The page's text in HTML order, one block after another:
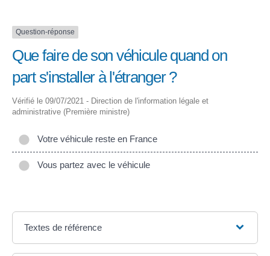
Question-réponse
Que faire de son véhicule quand on
part s'installer à l'étranger ?
Vérifié le 09/07/2021 - Direction de l'information légale et
administrative (Première ministre)
Votre véhicule reste en France
Vous partez avec le véhicule
Textes de référence